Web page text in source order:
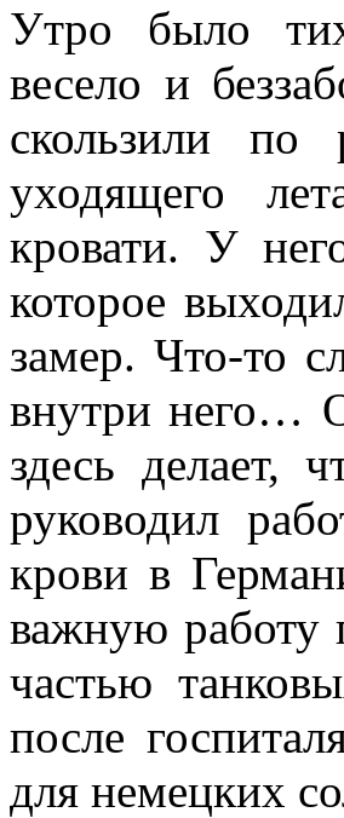
Утро было
весело и
скользили по
уходящего
кровати. У
которое
замер. Что-то
внутри него…
здесь делает,
руководил
крови в
важную работу
частью
после
для немецких